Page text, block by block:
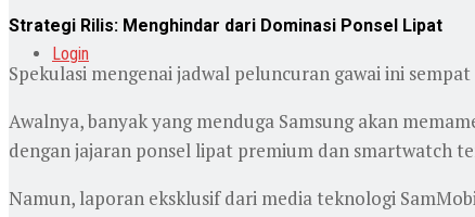
Login
Strategi Rilis: Menghindar dari Dominasi Ponsel Lipat
Spekulasi mengenai jadwal peluncuran gawai ini
Awalnya, banyak yang menduga Samsung akan
dengan jajaran ponsel lipat premium dan smartwatch
Namun, laporan eksklusif dari media teknologi